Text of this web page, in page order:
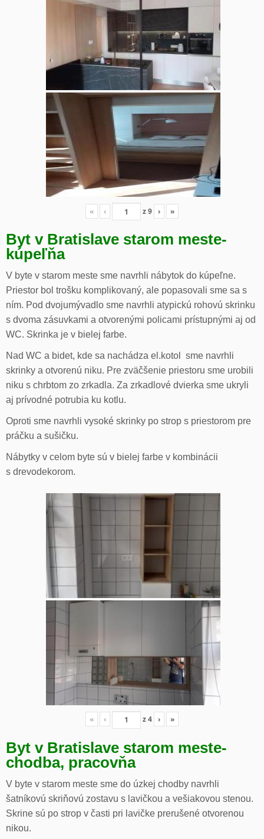
« ‹ z9 › »
Byt v Bratislave starom meste-
kúpeľňa
V byte v starom meste sme navrhli nábytok do kúpeľne.
Priestor bol trošku komplikovaný, ale popasovali sme sa s
ním. Pod dvojumývadlo sme navrhli atypickú rohovú skrinku
s dvoma zásuvkami a otvorenými policami prístupnými aj od
WC. Skrinka je v bielej farbe.
Nad WC a bidet, kde sa nachádza el.kotol sme navrhli
skrinky a otvorenú niku. Pre zväčšenie priestoru sme urobili
niku s chrbtom zo zrkadla. Za zrkadlové dvierka sme ukryli
aj prívodné potrubia ku kotlu.
Oproti sme navrhli vysoké skrinky po strop s priestorom pre
práčku a sušičku.
Nábytky v celom byte sú v bielej farbe v kombinácii
s drevodekorom.
« ‹ z4 › »
Byt v Bratislave starom meste-
chodba, pracovňa
V byte v starom meste sme do úzkej chodby navrhli
šatníkovú skriňovú zostavu s lavičkou a vešiakovou stenou.
Skrine sú po strop v časti pri lavičke prerušené otvorenou
nikou.